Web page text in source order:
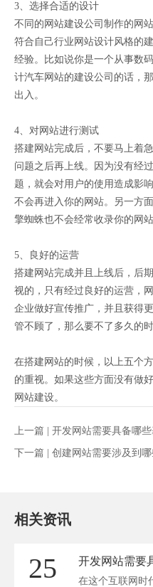
3、选择合适的设计
不同的网站建设公司制作的网
符合自己行业网站设计风格的
经验。比如说你是一个从事数
计汽车网站的建设公司的话，
出入。
4、对网站进行测试
搭建网站完成后，不要马上着
问题之后再上线。因为没有经
题，就会对用户的使用造成影
不会再进入你的网站。另一方
擎蜘蛛也不会经常收录你的网站
5、良好的运营
搭建网站完成并且上线后，后
视的，只有经过良好的运营，
企业做好宣传推广，并且获得
管不顾了，那么要不了多久的
在搭建网站的时候，以上五个
的重视。如果这些方面没有做
网站建设。
上一篇 | 开发网站需要具备哪
下一篇 | 创建网站需要涉及到哪
相关资讯
25 开发网站需要
在这个互联网时